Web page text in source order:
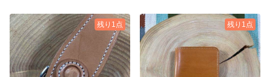
残り1点 残り1点